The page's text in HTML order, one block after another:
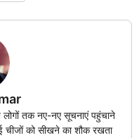
तक नए-नए सूचनाएं पहुंचाने
चीजों को सीखने का शौक रखता